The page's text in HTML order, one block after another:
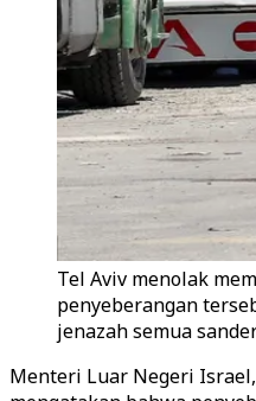
Tel Aviv menolak
penyeberangan
jenazah semua
Menteri Luar Negeri Israel,